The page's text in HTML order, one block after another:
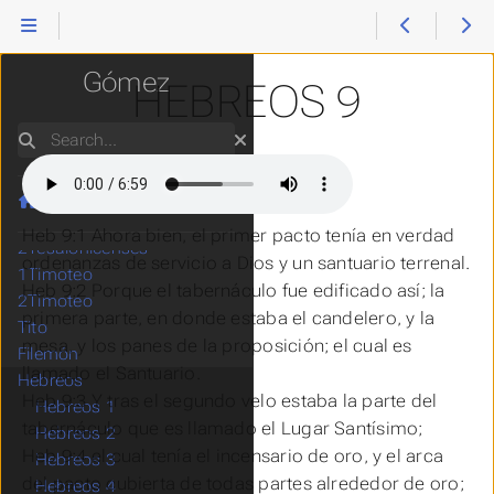
HEBREOS 9
Heb 9:1 Ahora bien, el primer pacto tenía en verdad
ordenanzas de servicio a Dios y un santuario terrenal.
Heb 9:2 Porque el tabernáculo fue edificadoasí; la
primera
parte
, en donde estaba el candelero, y la
mesa, y los panes de la proposición; el cual es
llamado el Santuario.
Heb 9:3 Y tras el segundo velo estaba la parte del
tabernáculo que es llamado el Lugar Santísimo;
Heb 9:4 el cual tenía el incensario de oro, y el arca
del pacto cubierta de todas partes alrededor de oro;
Reina Valera
Gómez
Search
Hechos
Romanos
2Corintios
Efesios
Filipenses
Colosenses
2Tesalonicenses
1Timoteo
2Timoteo
Tito
Filemón
Hebreos
Hebreos 1
Hebreos 2
Hebreos 3
Hebreos 4